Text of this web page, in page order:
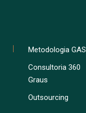
Metodologia GAS
Consultoria 360
Graus
Outsourcing